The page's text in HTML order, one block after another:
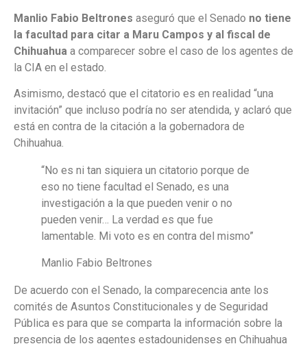
Manlio Fabio Beltrones aseguró que el Senado no tiene
la facultad para citar a Maru Campos y al fiscal de
Chihuahua a comparecer sobre el caso de los agentes de
la CIA en el estado.
Asimismo, destacó que el citatorio es en realidad “una
invitación” que incluso podría no ser atendida, y aclaró que
está en contra de la citación a la gobernadora de
Chihuahua.
“No es ni tan siquiera un citatorio porque de
eso no tiene facultad el Senado, es una
investigación a la que pueden venir o no
pueden venir… La verdad es que fue
lamentable. Mi voto es en contra del mismo”
Manlio Fabio Beltrones
De acuerdo con el Senado, la comparecencia ante los
comités de Asuntos Constitucionales y de Seguridad
Pública es para que se comparta la información sobre la
presencia de los agentes estadounidenses en Chihuahua